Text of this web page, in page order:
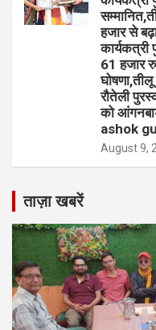
हजार से
कार्यकत्री
61 हजार
रौतेली
को
ashok
August 9,
ताज़ा खबरें